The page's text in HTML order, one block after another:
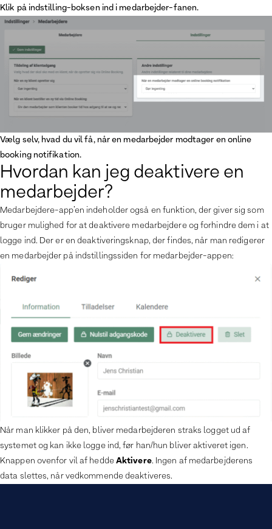
Klik på indstilling-boksen ind i medarbejder-fanen.
Vælg selv, hvad du vil få, når en medarbejder modtager en online
booking notifikation.
Hvordan kan jeg deaktivere en
medarbejder?
Medarbejdere-app’en indeholder også en funktion, der giver sig som
bruger mulighed for at deaktivere medarbejdere og forhindre dem i at
logge ind. Der er en deaktiveringsknap, der findes, når man redigerer
en medarbejder på indstillingssiden for medarbejder-appen:
Når man klikker på den, bliver medarbejderen straks logget ud af
systemet og kan ikke logge ind, før han/hun bliver aktiveret igen.
Knappen ovenfor vil af heddeAktivere. Ingen af medarbejderens
data slettes, når vedkommende deaktiveres.